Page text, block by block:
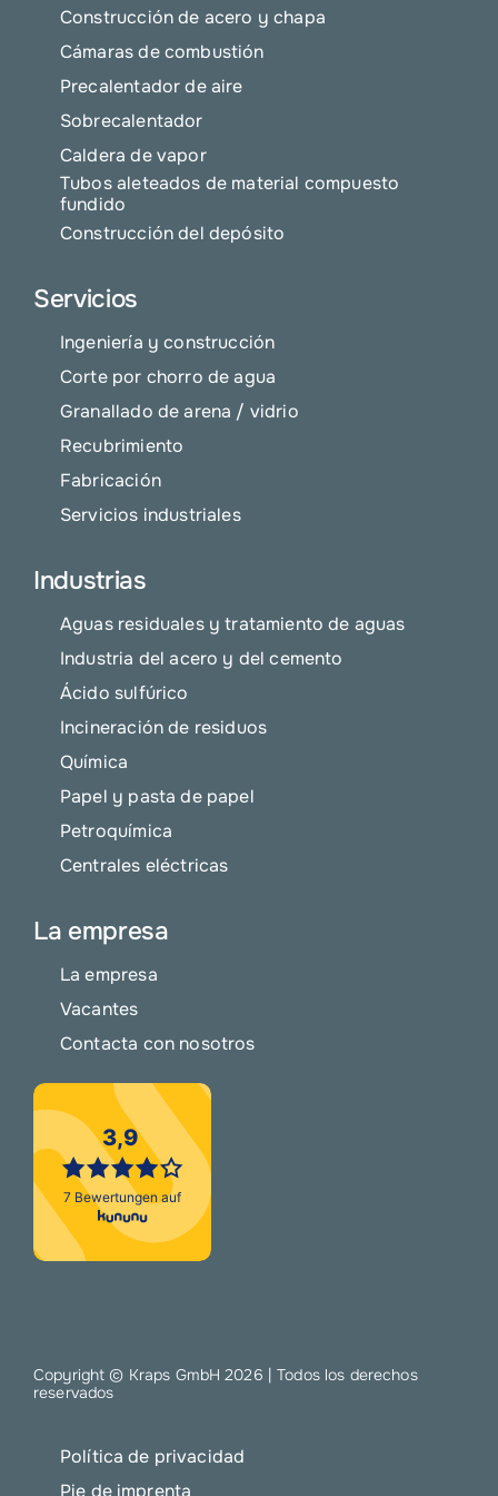
Construcción de acero y chapa
Cámaras de combustión
Precalentador de aire
Sobrecalentador
Caldera de vapor
Tubos aleteados de material compuesto
fundido
Construcción del depósito
Servicios
Ingeniería y construcción
Corte por chorro de agua
Granallado de arena / vidrio
Recubrimiento
Fabricación
Servicios industriales
Industrias
Aguas residuales y tratamiento de aguas
Industria del acero y del cemento
Ácido sulfúrico
Incineración de residuos
Química
Papel y pasta de papel
Petroquímica
Centrales eléctricas
La empresa
La empresa
Vacantes
Contacta con nosotros
Copyright © Kraps GmbH2026 | Todos los derechos
reservados
Política de privacidad
Pie de imprenta